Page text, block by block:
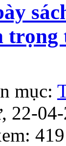
mục:
22-
419